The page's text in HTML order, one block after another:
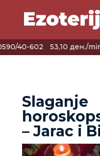
40-602 53,10 ден./min
Slaganje
– Jarac i